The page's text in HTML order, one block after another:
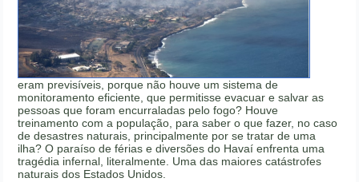
eram previsíveis, porque não houve um sistema de
monitoramento eficiente, que permitisse evacuar e salvar as
pessoas que foram encurraladas pelo fogo? Houve
treinamento com a população, para saber o que fazer, no caso
de desastres naturais, principalmente por se tratar de uma
ilha? O paraíso de férias e diversões do Havaí enfrenta uma
tragédia infernal, literalmente. Uma das maiores catástrofes
naturais dos Estados Unidos.